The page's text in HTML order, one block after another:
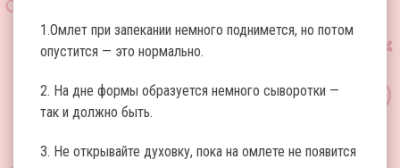
1.Омлет при запекании немного поднимется, но потом
опустится — это нормально.
2. На дне формы образуется немного сыворотки —
так и должно быть.
3. Не открывайте духовку, пока на омлете не появится